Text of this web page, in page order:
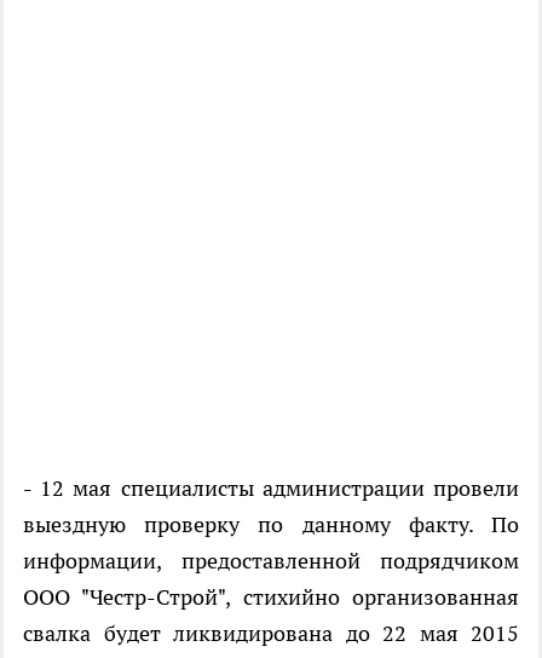
- 12 мая специалисты администрации провели
выездную проверку по данному факту. По
информации, предоставленной подрядчиком
ООО "Честр-Строй", стихийно организованная
свалка будет ликвидирована до 22 мая 2015